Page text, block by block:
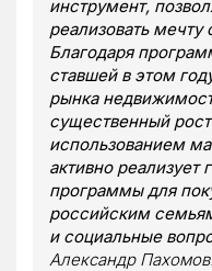
инструмент,
реализовать
Благодаря
ставшей в этом
рынка
существенный
использованием
активно реализует
программы для
российским
и социальные
Александр Пахомов.